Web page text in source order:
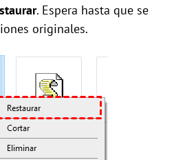
. Espera hasta que se
originales.